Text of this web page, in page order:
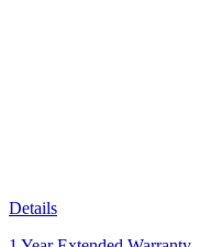
Details